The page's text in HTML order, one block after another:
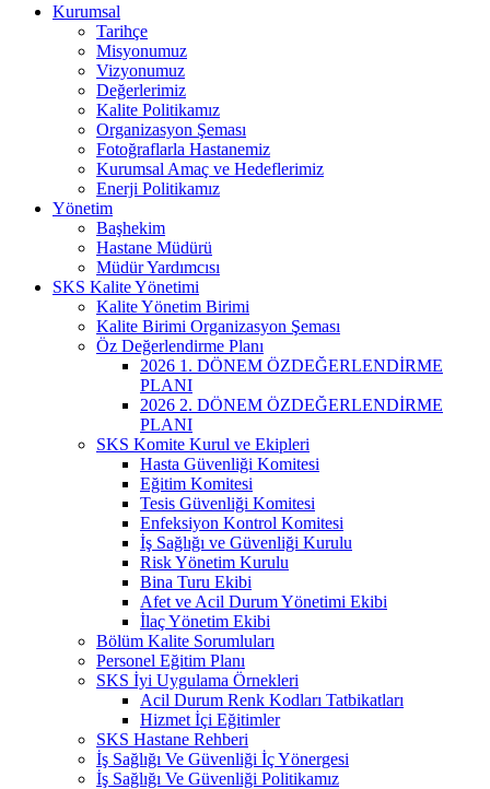
Kurumsal
Tarihçe
Misyonumuz
Vizyonumuz
Değerlerimiz
Kalite Politikamız
Organizasyon Şeması
Fotoğraflarla Hastanemiz
Kurumsal Amaç ve Hedeflerimiz
Enerji Politikamız
Yönetim
Başhekim
Hastane Müdürü
Müdür Yardımcısı
SKS Kalite Yönetimi
Kalite Yönetim Birimi
Kalite Birimi Organizasyon Şeması
Öz Değerlendirme Planı
2026 1. DÖNEM ÖZDEĞERLENDİRME
PLANI
2026 2. DÖNEM ÖZDEĞERLENDİRME
PLANI
SKS Komite Kurul ve Ekipleri
Hasta Güvenliği Komitesi
Eğitim Komitesi
Tesis Güvenliği Komitesi
Enfeksiyon Kontrol Komitesi
İş Sağlığı ve Güvenliği Kurulu
Risk Yönetim Kurulu
Bina Turu Ekibi
Afet ve Acil Durum Yönetimi Ekibi
İlaç Yönetim Ekibi
Bölüm Kalite Sorumluları
Personel Eğitim Planı
SKS İyi Uygulama Örnekleri
Acil Durum Renk Kodları Tatbikatları
Hizmet İçi Eğitimler
SKS Hastane Rehberi
İş Sağlığı Ve Güvenliği İç Yönergesi
İş Sağlığı Ve Güvenliği Politikamız